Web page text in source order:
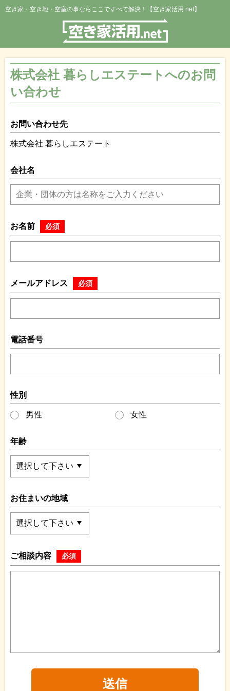
空き家・空き地・空室の事ならここですべて解決！【空き家活用.net】
株式会社 暮らしエステートへのお問
い合わせ
お問い合わせ先
株式会社 暮らしエステート
会社名
お名前 必須
メールアドレス 必須
電話番号
性別
男性 女性
年齢
お住まいの地域
ご相談内容 必須
送信